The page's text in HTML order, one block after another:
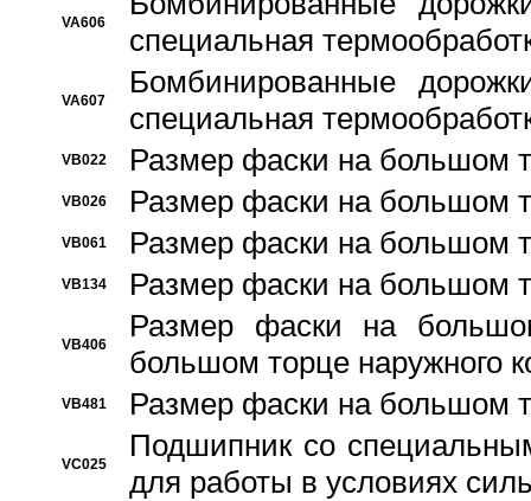
VA606
специальная
VA607
Бомбинированные
специальная
VB022 Размер фаски на большом
VB026 Размер фаски на большом
VB061 Размер фаски на большом
VB134 Размер фаски на большом
VB406
Размер фаски на
большом торце наружного
VB481 Размер фаски на большом
VC025
Подшипник со
для работы в условиях